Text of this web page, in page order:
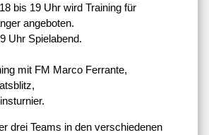
bis 19 Uhr wird Training für
angeboten.
Uhr Spielabend.
mit FM Marco Ferrante,
drei Teams in den verschiedenen